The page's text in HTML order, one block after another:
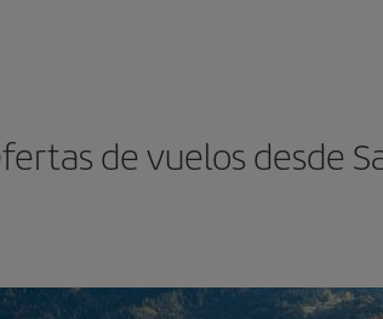
de vuelos desde